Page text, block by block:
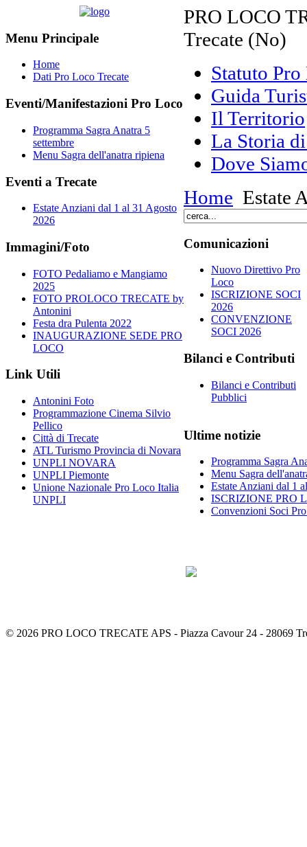
Menu Principale
Home
Dati Pro Loco Trecate
Eventi/Manifestazioni Pro Loco
Programma Sagra Anatra 5
settembre
Menu Sagra dell'anatra ripiena
Eventi a Trecate
Estate Anziani dal 1 al 31 Agosto
2026
Immagini/Foto
FOTO Pedaliamo e Mangiamo
2025
FOTO PROLOCO TRECATE by
Antonini
Festa dra Pulenta 2022
INAUGURAZIONE SEDE PRO
LOCO
Link Utili
Antonini Foto
Programmazione Cinema Silvio
Pellico
Città di Trecate
ATL Turismo Provincia di Novara
UNPLI NOVARA
UNPLI Piemonte
Unione Nazionale Pro Loco Italia
UNPLI
PRO LOCO
Trecate (No)
Statuto
Guida
Il Territorio
La Storia
Dove
Home Estate
Comunicazioni
Nuovo Direttivo Pro
Loco
ISCRIZIONE SOCI
2026
CONVENZIONE
SOCI 2026
Bilanci e Contributi
Bilanci e Contributi
Pubblici
Ultime notizie
Programma Sagra
Menu Sagra
Estate Anziani dal 1
ISCRIZIONE PRO
Convenzioni Soci
© 2026 PRO LOCO TRECATE APS - Piazza Cavour 24 - 28069